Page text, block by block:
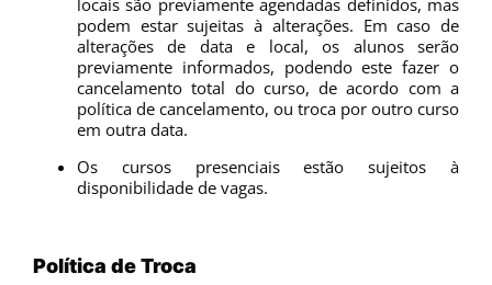
locais são previamente agendadas definidos, mas
podem estar sujeitas à alterações. Em caso de
alterações de data e local, os alunos serão
previamente informados, podendo este fazer o
cancelamento total do curso, de acordo com a
política de cancelamento, ou troca por outro curso
em outra data.
Os cursos presenciais estão sujeitos à
disponibilidade de vagas.
Política de Troca